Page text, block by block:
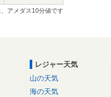
アメダス10分値です
レジャー天気
山の天気
海の天気